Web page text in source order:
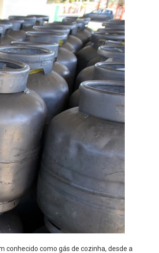
conhecido como gás de cozinha, desde a